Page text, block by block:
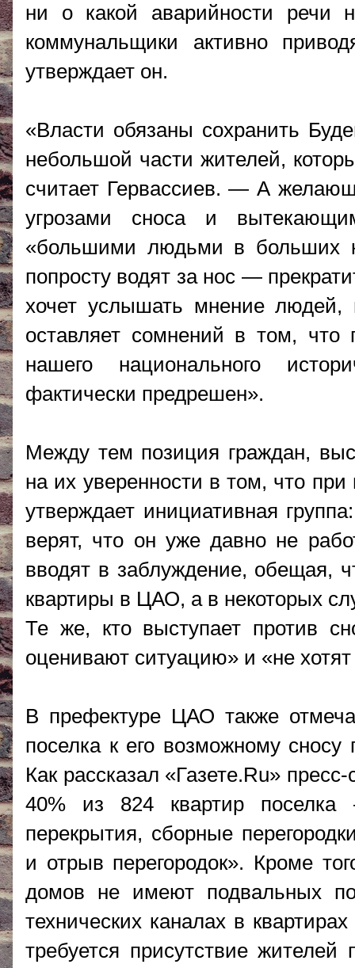
ни о какой аварийности речи
коммунальщики активно
утверждает он.
«Власти обязаны сохранить
небольшой части жителей,
считает Гервассиев. — А
угрозами сноса и
«большими людьми в больших
попросту водят за нос —
хочет услышать мнение людей,
оставляет сомнений в том, что
нашего национального
фактически предрешен».
Между тем позиция граждан,
на их уверенности в том, что
утверждает инициативная
верят, что он уже давно не
вводят в заблуждение, обещая,
квартиры в ЦАО, а в некоторых
Те же, кто выступает против
оценивают ситуацию» и «не
В префектуре ЦАО также
поселка к его возможному
Как рассказал «Газете.Ru»
40% из 824 квартир
перекрытия, сборные
и отрыв перегородок». Кроме
домов не имеют подвальных
технических каналах в
требуется присутствие